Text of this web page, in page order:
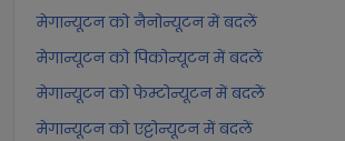
मेगान्यूटन को नैनोन्यूटन में बदलें
मेगान्यूटन को पिकोन्यूटन में बदलें
मेगान्यूटन को फेम्टोन्यूटन में बदलें
मेगान्यूटन को एट्टोन्यूटन में बदलें